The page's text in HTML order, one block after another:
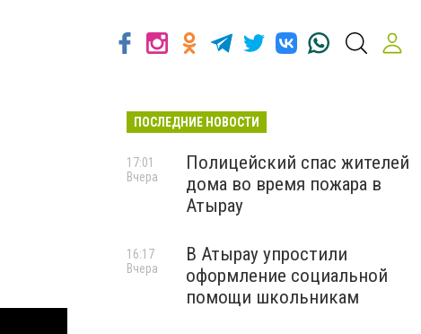
ПОСЛЕДНИЕ НОВОСТИ
Полицейский спас жителей
дома во время пожара в
Атырау
17:01
Вчера
В Атырау упростили
оформление социальной
помощи школьникам
16:17
Вчера